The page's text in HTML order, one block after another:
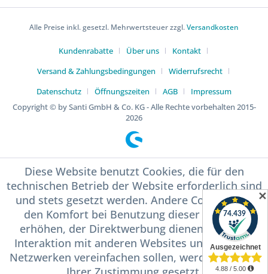
Alle Preise inkl. gesetzl. Mehrwertsteuer zzgl.Versandkosten
Kundenrabatte Über uns
Kontakt
Versand & Zahlungsbedingungen
Widerrufsrecht
Datenschutz
Öffnungszeiten AGB
Impressum
Copyright © by Santi GmbH & Co. KG - Alle Rechte vorbehalten 2015-
2026
Diese Website benutzt Cookies, die für den
technischen Betrieb der Website erforderlich sind
und stets gesetzt werden. Andere Cookies, die
den Komfort bei Benutzung dieser Website
erhöhen, der Direktwerbung dienen oder die
Interaktion mit anderen Websites und sozialen
Netzwerken vereinfachen sollen, werden nur mit
✕